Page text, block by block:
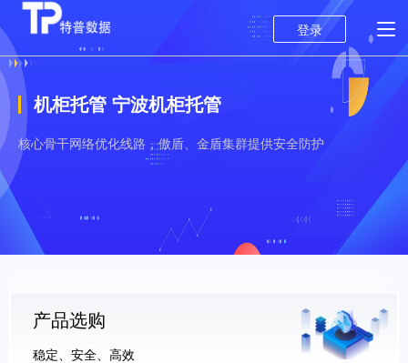
登录
机柜托管 宁波机柜托管
核心骨干网络优化线路，傲盾、金盾集群提供安全防护
产品选购
稳定、安全、高效